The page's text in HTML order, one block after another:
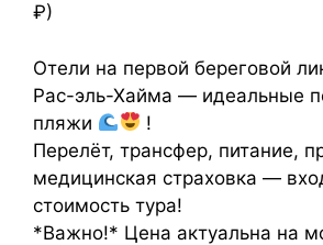
₽)
Отели на первой береговой
Рас-эль-Хайма — идеальные
пляжи
!
Перелёт, трансфер, питание,
медицинская страховка —
стоимость тура!
*Важно!* Цена актуальна на